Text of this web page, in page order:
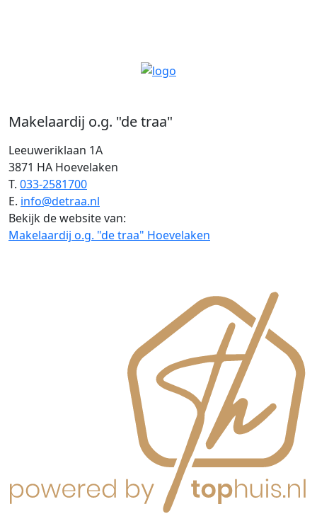
Makelaardij o.g. "de traa"
Leeuweriklaan 1A
3871 HA Hoevelaken
T. 033-2581700
E. info@detraa.nl
Bekijk de website van:
Makelaardij o.g. "de traa" Hoevelaken